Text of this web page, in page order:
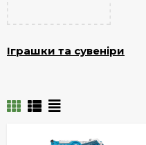
Іграшки та сувеніри